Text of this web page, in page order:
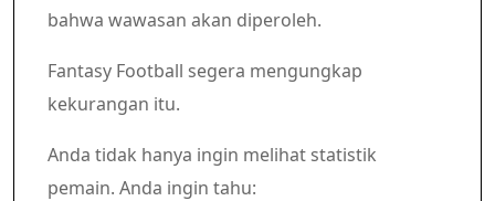
bahwa wawasan akan diperoleh.
Fantasy Football segera mengungkap
kekurangan itu.
Anda tidak hanya ingin melihat statistik
pemain. Anda ingin tahu: